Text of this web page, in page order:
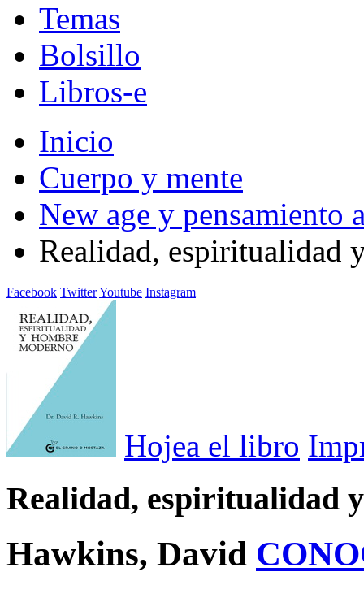
Temas
Bolsillo
Libros-e
Inicio
Cuerpo y mente
New age y pensamiento
Realidad, espiritualidad
Facebook TwitterYoutube Instagram
Hojea el libro
Realidad, espiritualidad
Hawkins, David